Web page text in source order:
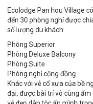
Ecolodge Pan hou Village
đến 30 phòng nghỉ được
số lượng du khách:
Phòng Superior
Phòng Deluxe Balcony
Phòng Suite
Phòng nghỉ cộng đồng
Khác với vẻ cổ xưa của bề
đại, được bài trí vô cùng